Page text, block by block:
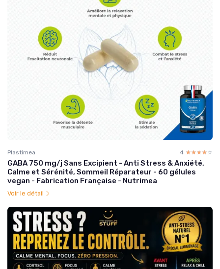
Plastimea 4 ☆☆☆☆☆
★★★★★
GABA 750 mg/j Sans Excipient - Anti Stress & Anxiété,
Calme et Sérénité, Sommeil Réparateur - 60 gélules
vegan - Fabrication Française - Nutrimea
Voir le détail